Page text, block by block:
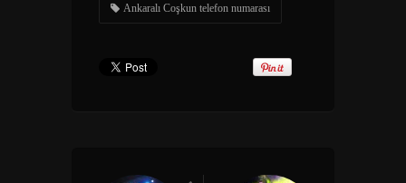
Ankaralı Coşkun telefon numarası